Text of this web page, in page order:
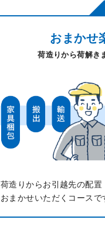
おまかせ
荷造りから荷解き
荷造りからお引越先の配
おまかせいただくコースで